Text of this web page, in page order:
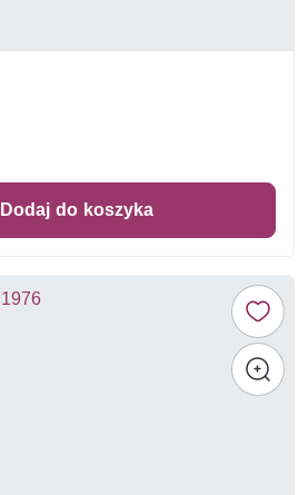
Dodaj do koszyka